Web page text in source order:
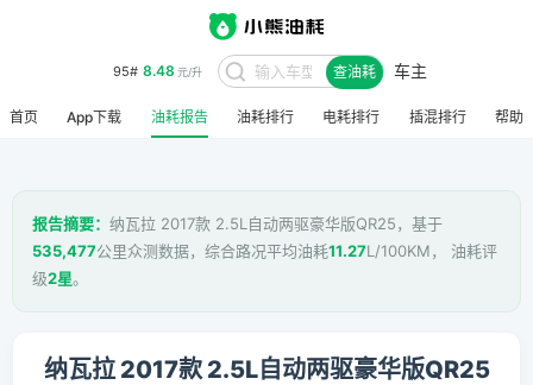
95# 8.48 元/升 查油耗 车主
首页 App下载 油耗报告 油耗排行 电耗排行 插混排行 帮助
报告摘要： 纳瓦拉 2017款 2.5L自动两驱豪华版QR25，基于
535,477公里众测数据，综合路况平均油耗11.27L/100KM， 油耗评
级2星。
纳瓦拉 2017款 2.5L自动两驱豪华版QR25